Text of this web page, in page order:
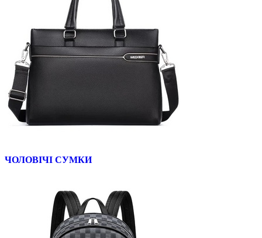
ЧОЛОВІЧІ СУМКИ